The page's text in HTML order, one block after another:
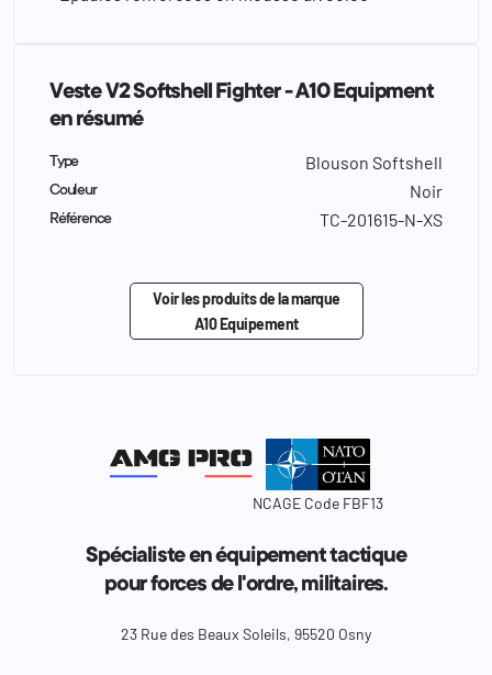
Veste V2 Softshell Fighter - A10 Equipment
en résumé
Type Blouson Softshell
Couleur Noir
Référence TC-201615-N-XS
Voir les produits de la marque
A10 Equipement
NCAGE Code FBF13
Spécialiste en équipement tactique
pour forces de l'ordre, militaires.
23 Rue des Beaux Soleils, 95520 Osny